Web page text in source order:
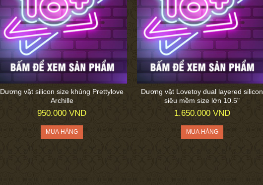
Dương vật silicon size khủng Prettylove
Archille
950.000 VND
Dương vật Lovetoy dual layered silicon
siêu mềm size lớn 10.5"
1.650.000 VND